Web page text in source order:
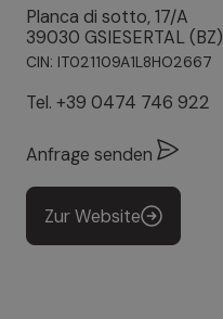
Planca di sotto, 17/A
39030 GSIESERTAL (BZ)
CIN: IT021109A1L8HO2667
Tel. +39 0474 746 922
Anfrage senden
Zur Website